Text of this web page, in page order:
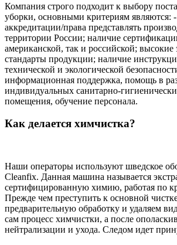
Компания строго подходит к выбору
уборки, основными критериям являются:
аккредитации/права представлять
территории России; наличие
американской, так и российской; высокие
стандарты продукции; наличие
технической и экологической
информационная поддержка, помощь в
индивидуальных санитарно-
помещения, обучение персонала.
Как делается химчистка?
Наши операторы используют шведское
Cleanfix. Данная машина называется
сертифицированную химию, работая по
Прежде чем преступить к основной
предварительную обработку и удаляем
сам процесс химчистки, а после
нейтрализации и ухода. Следом идет